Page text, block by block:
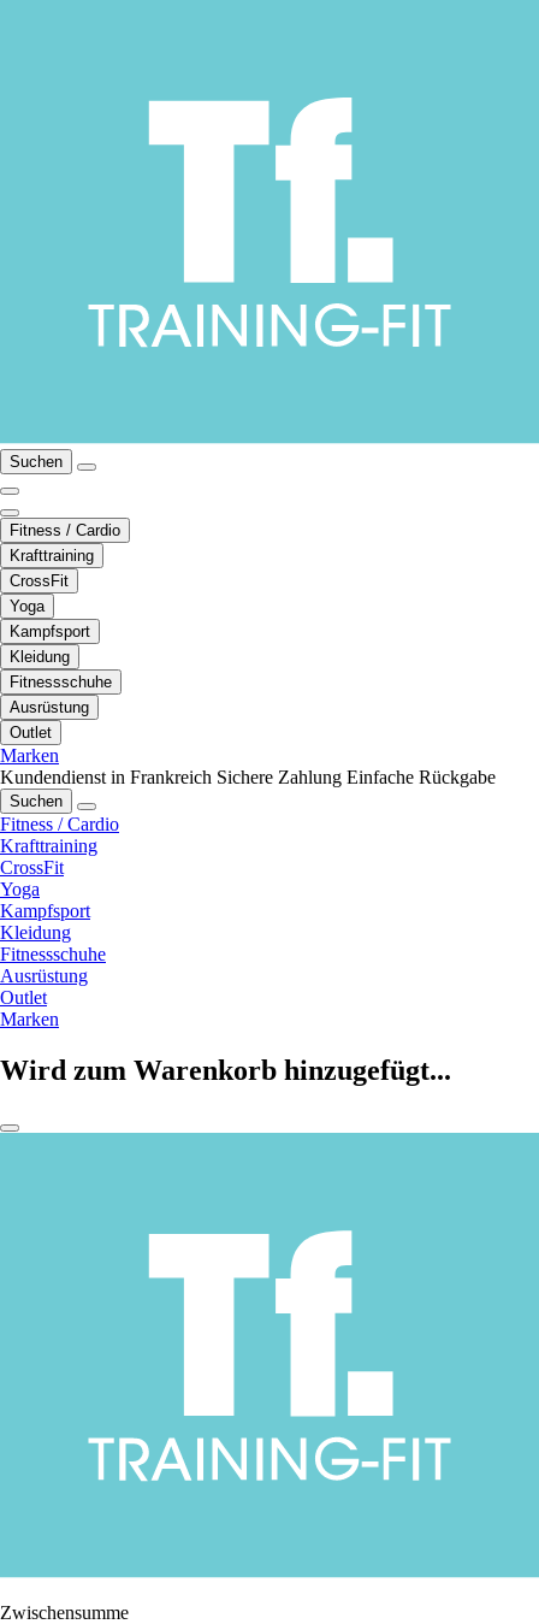
Suchen
Fitness / Cardio
Krafttraining
CrossFit
Yoga
Kampfsport
Kleidung
Fitnessschuhe
Ausrüstung
Outlet
Marken
Kundendienst in Frankreich Sichere Zahlung Einfache Rückgabe
Suchen
Fitness / Cardio
Krafttraining
CrossFit
Yoga
Kampfsport
Kleidung
Fitnessschuhe
Ausrüstung
Outlet
Marken
Wird zum Warenkorb hinzugefügt...
Zwischensumme